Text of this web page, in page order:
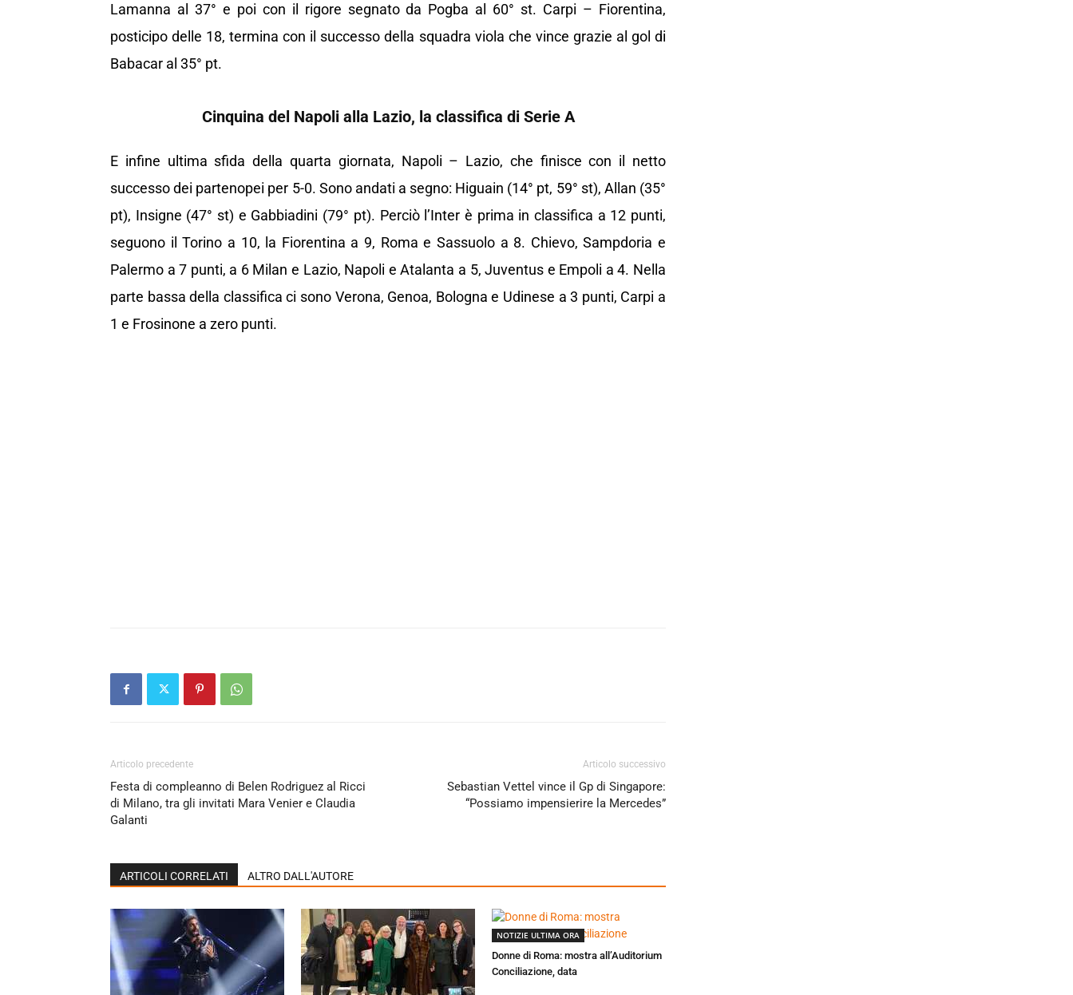
Lamanna al 37° e poi con il rigore segnato da Pogba al 60° st. Carpi – Fiorentina,
posticipo delle 18, termina con il successo della squadra viola che vince grazie al gol di
Babacar al 35° pt.
Cinquina del Napoli alla Lazio, la classifica di Serie A
E infine ultima sfida della quarta giornata, Napoli – Lazio, che finisce con il netto
successo dei partenopei per 5-0. Sono andati a segno: Higuain (14° pt, 59° st), Allan (35°
pt), Insigne (47° st) e Gabbiadini (79° pt). Perciò l’Inter è prima in classifica a 12 punti,
seguono il Torino a 10, la Fiorentina a 9, Roma e Sassuolo a 8. Chievo, Sampdoria e
Palermo a 7 punti, a 6 Milan e Lazio, Napoli e Atalanta a 5, Juventus e Empoli a 4. Nella
parte bassa della classifica ci sono Verona, Genoa, Bologna e Udinese a 3 punti, Carpi a
1 e Frosinone a zero punti.
Articolo precedente
Festa di compleanno di Belen Rodriguez al Ricci
di Milano, tra gli invitati Mara Venier e Claudia
Galanti
Articolo successivo
Sebastian Vettel vince il Gp di Singapore:
“Possiamo impensierire la Mercedes”
ARTICOLI CORRELATI ALTRO DALL'AUTORE
NOTIZIE ULTIMA ORA
Donne di Roma: mostra all’Auditorium
Conciliazione, data